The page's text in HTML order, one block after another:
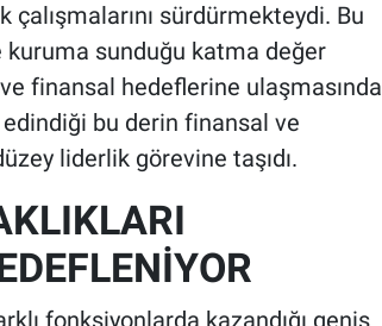
sürdürmekteydi. Bu
sunduğu katma değer
finansal hedeflerine ulaşmasında
edindiği bu derin finansal ve
liderlik görevine taşıdı.
fonksiyonlarda kazandığı geniş